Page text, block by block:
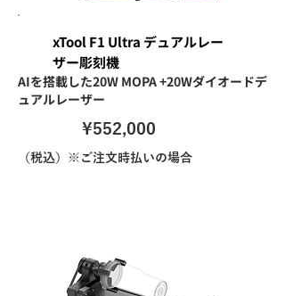
xTool F1 Ultra デュアルレー
ザー彫刻機
AIを搭載した20W MOPA +20Wダイオードデ
ュアルレーザー
\552,000
（税込）※ご注文時払いの場合